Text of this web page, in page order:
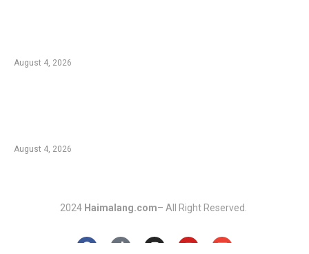
August 4, 2026
August 4, 2026
2024 Haimalang.com– All Right Reserved.